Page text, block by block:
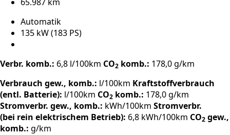
65.987 km
Automatik
135 kW (183 PS)
Verbr. komb.: 6,8 l/100km CO2 komb.: 178,0 g/km
Verbrauch gew., komb.: l/100km Kraftstoffverbrauch
(entl. Batterie): l/100km CO2 komb.: 178,0 g/km
Stromverbr. gew., komb.: kWh/100km Stromverbr.
(bei rein elektrischem Betrieb): 6,8 kWh/100km CO2 gew.,
komb.: g/km